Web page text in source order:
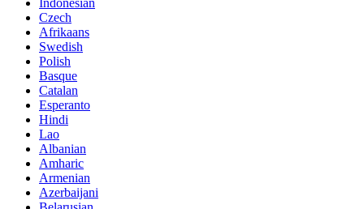
Indonesian
Czech
Afrikaans
Swedish
Polish
Basque
Catalan
Esperanto
Hindi
Lao
Albanian
Amharic
Armenian
Azerbaijani